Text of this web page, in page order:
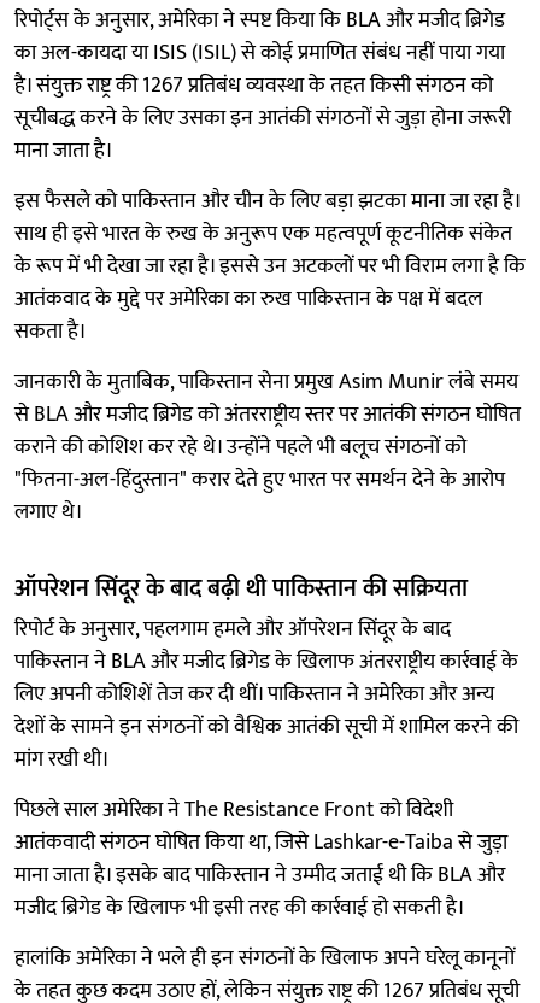
रिपोर्ट्स के अनुसार, अमेरिका ने स्पष्ट किया कि BLA और मजीद ब्रिगेड
का अल-कायदा या ISIS (ISIL) से कोई प्रमाणित संबंध नहीं पाया गया
है। संयुक्त राष्ट्र की 1267 प्रतिबंध व्यवस्था के तहत किसी संगठन को
सूचीबद्ध करने के लिए उसका इन आतंकी संगठनों से जुड़ा होना जरूरी
माना जाता है।
इस फैसले को पाकिस्तान और चीन के लिए बड़ा झटका माना जा रहा है।
साथ ही इसे भारत के रुख के अनुरूप एक महत्वपूर्ण कूटनीतिक संकेत
के रूप में भी देखा जा रहा है। इससे उन अटकलों पर भी विराम लगा है कि
आतंकवाद के मुद्दे पर अमेरिका का रुख पाकिस्तान के पक्ष में बदल
सकता है।
जानकारी के मुताबिक, पाकिस्तान सेना प्रमुख Asim Munir लंबे समय
से BLA और मजीद ब्रिगेड को अंतरराष्ट्रीय स्तर पर आतंकी संगठन घोषित
कराने की कोशिश कर रहे थे। उन्होंने पहले भी बलूच संगठनों को
"फितना-अल-हिंदुस्तान" करार देते हुए भारत पर समर्थन देने के आरोप
लगाए थे।
ऑपरेशन सिंदूर के बाद बढ़ी थी पाकिस्तान की सक्रियता
रिपोर्ट के अनुसार, पहलगाम हमले और ऑपरेशन सिंदूर के बाद
पाकिस्तान ने BLA और मजीद ब्रिगेड के खिलाफ अंतरराष्ट्रीय कार्रवाई के
लिए अपनी कोशिशें तेज कर दी थीं। पाकिस्तान ने अमेरिका और अन्य
देशों के सामने इन संगठनों को वैश्विक आतंकी सूची में शामिल करने की
मांग रखी थी।
पिछले साल अमेरिका ने The Resistance Front को विदेशी
आतंकवादी संगठन घोषित किया था, जिसे Lashkar-e-Taiba से जुड़ा
माना जाता है। इसके बाद पाकिस्तान ने उम्मीद जताई थी कि BLA और
मजीद ब्रिगेड के खिलाफ भी इसी तरह की कार्रवाई हो सकती है।
हालांकि अमेरिका ने भले ही इन संगठनों के खिलाफ अपने घरेलू कानूनों
के तहत कुछ कदम उठाए हों, लेकिन संयुक्त राष्ट्र की 1267 प्रतिबंध सूची